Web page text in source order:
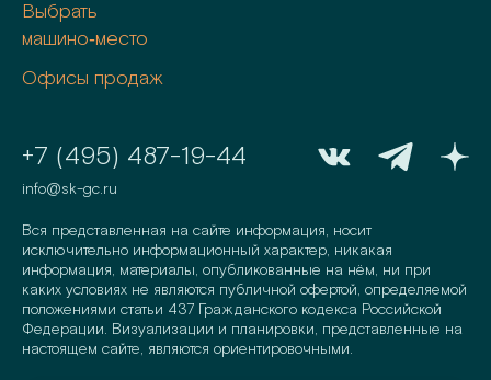
Выбрать
машино‑место
Офисы продаж
+7 (495) 487-19-44
info@sk-gc.ru
Вся представленная на сайте информация, носит
исключительно информационный характер, никакая
информация, материалы, опубликованные на нём, ни при
каких условиях не являются публичной офертой, определяемой
положениями статьи 437 Гражданского кодекса Российской
Федерации. Визуализации и планировки, представленные на
настоящем сайте, являются ориентировочными.